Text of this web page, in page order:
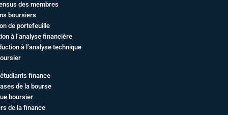
des membres
boursiers
de portefeuille
à l’analyse financière
à l’analyse technique
finance
de la bourse
boursier
de la finance